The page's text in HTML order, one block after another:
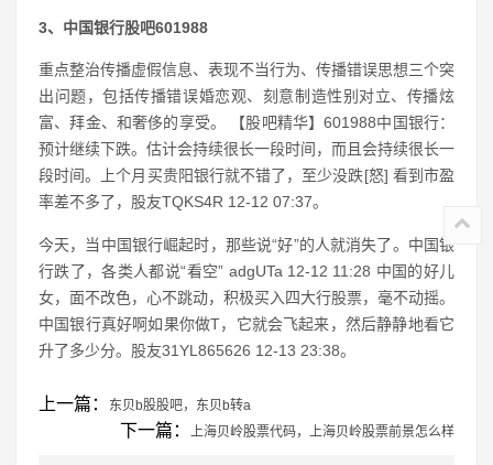
3、中国银行股吧601988
重点整治传播虚假信息、表现不当行为、传播错误思想三个突
出问题，包括传播错误婚恋观、刻意制造性别对立、传播炫
富、拜金、和奢侈的享受。 【股吧精华】601988中国银行：
预计继续下跌。估计会持续很长一段时间，而且会持续很长一
段时间。上个月买贵阳银行就不错了，至少没跌[怒] 看到市盈
率差不多了，股友TQKS4R 12-12 07:37。
今天，当中国银行崛起时，那些说“好”的人就消失了。中国银
行跌了，各类人都说“看空” adgUTa 12-12 11:28 中国的好儿
女，面不改色，心不跳动，积极买入四大行股票，毫不动摇。
中国银行真好啊如果你做T，它就会飞起来，然后静静地看它
升了多少分。股友31YL865626 12-13 23:38。
上一篇： 东贝b股股吧，东贝b转a
下一篇： 上海贝岭股票代码，上海贝岭股票前景怎么样